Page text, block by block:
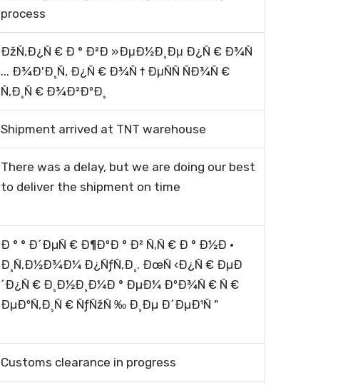
process
ÐžÑ,Ð¿Ñ € Ð ° Ð²Ð »ÐμÐ½Ð¸Ðμ Ð¿Ñ € Ð¾Ñ
... Ð¾Ð'Ð¸Ñ, Ð¿Ñ € Ð¾Ñ † ÐμÑÑ ÑÐ¾Ñ €
Ñ,Ð¸Ñ € Ð¾Ð²ÐºÐ¸
Shipment arrived at TNT warehouse
There was a delay, but we are doing our best
to deliver the shipment on time
Ð ° ° Ð´ÐµÑ € Ð¶ÐºÐ ° Ð² Ñ‚Ñ € Ð ° Ð½Ð ·
Ð¸Ñ‚Ð½Ð¾Ð¼ Ð¿ÑƒÑ‚Ð¸. ÐœÑ ‹Ð¿Ñ € ÐµÐ
´Ð¿Ñ € Ð¸Ð½Ð¸Ð¼Ð ° ÐµÐ¼ ÐºÐ¾Ñ € Ñ €
ÐµÐºÑ‚Ð¸Ñ € ÑƒÑžÑ ‰ Ð¸Ðµ Ð´ÐµÐ¹Ñ "
Customs clearance in progress